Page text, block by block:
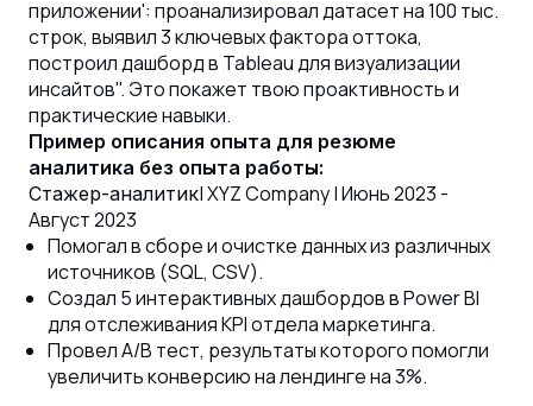
приложении': проанализировал датасет на 100 тыс.
строк, выявил 3 ключевых фактора оттока,
построил дашборд в Tableau для визуализации
инсайтов". Это покажет твою проактивность и
практические навыки.
Пример описания опыта для резюме
аналитика без опыта работы:
Стажер-аналитик| XYZ Company | Июнь 2023 -
Август 2023
Помогал в сборе и очистке данных из различных
источников (SQL, CSV).
Создал 5 интерактивных дашбордов в Power BI
для отслеживания KPI отдела маркетинга.
Провел A/B тест, результаты которого помогли
увеличить конверсию на лендинге на 3%.